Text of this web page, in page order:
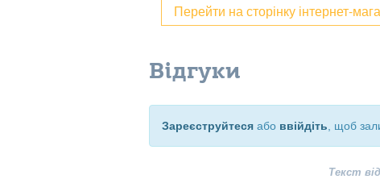
Перейти на сторінку інтернет-
Відгуки
Зареєструйтеся або ввійдіть , щоб
Текст